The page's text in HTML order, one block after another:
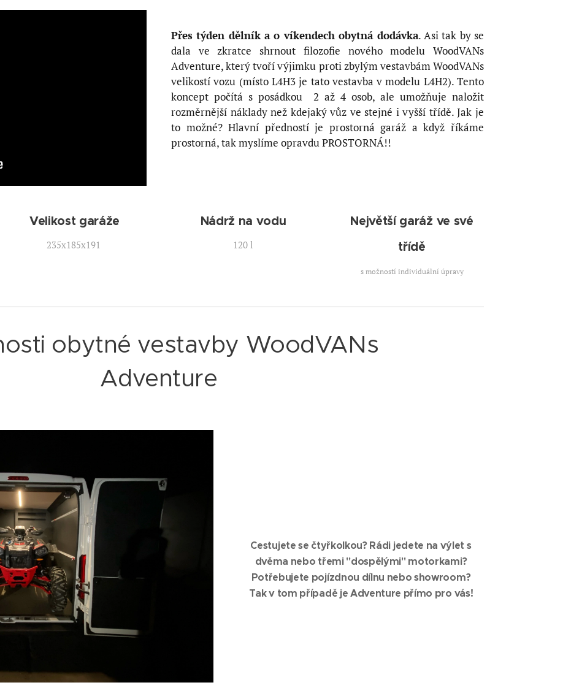
Přes týden dělník a o víkendech obytná dodávka. Asi tak by se
dala ve zkratce shrnout filozofie nového modelu WoodVANs
Adventure, který tvoří výjimku proti zbylým vestavbám WoodVANs
velikostí vozu (místo L4H3 je tato vestavba v modelu L4H2). Tento
koncept počítá s posádkou 2 až 4 osob, ale umožňuje naložit
rozměrnější náklady než kdejaký vůz ve stejné i vyšší třídě. Jak je
to možné? Hlavní předností je prostorná garáž a když říkáme
prostorná, tak myslíme opravdu PROSTORNÁ!!
Velikost garáže
235x185x191
Nádrž na vodu
120 l
Největší garáž ve své
třídě
s možností individuální úpravy
obytné vestavby WoodVANs
Adventure
Cestujete se čtyřkolkou? Rádi jedete na výlet s
dvěma nebo třemi "dospělými" motorkami?
Potřebujete pojízdnou dílnu nebo showroom?
Tak v tom případě je Adventure přímo pro vás!